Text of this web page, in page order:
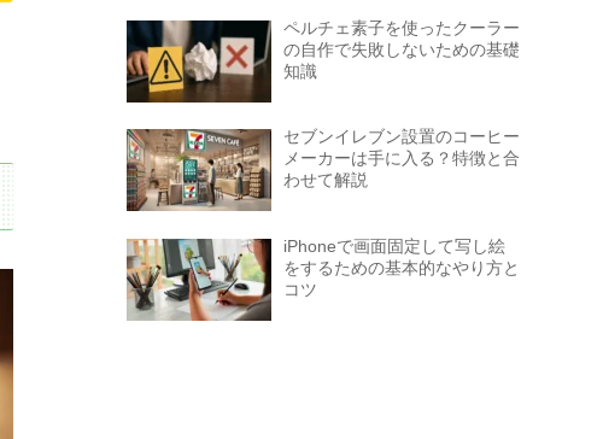
ペルチェ素子を使ったクーラー
の自作で失敗しないための基礎
知識
セブンイレブン設置のコーヒー
メーカーは手に入る？特徴と合
わせて解説
iPhoneで画面固定して写し絵
をするための基本的なやり方と
コツ